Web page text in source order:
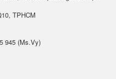
TPHCM
945 (Ms.Vy)